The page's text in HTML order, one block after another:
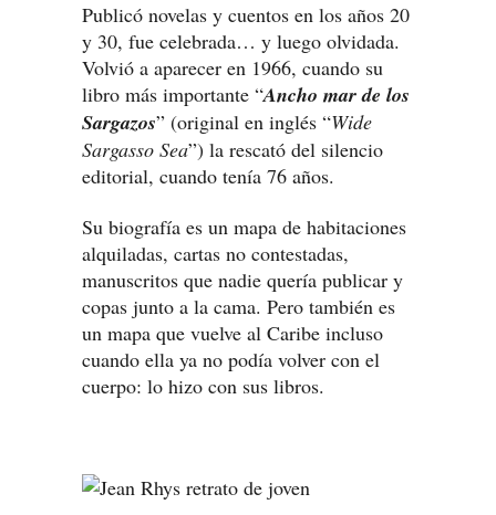
Publicó novelas y cuentos en los años 20
y 30, fue celebrada… y luego olvidada.
Volvió a aparecer en 1966, cuando su
libro más importante “Ancho mar de los
Sargazos” (original en inglés “Wide
Sargasso Sea”) la rescató del silencio
editorial, cuando tenía 76 años.
Su biografía es un mapa de habitaciones
alquiladas, cartas no contestadas,
manuscritos que nadie quería publicar y
copas junto a la cama. Pero también es
un mapa que vuelve al Caribe incluso
cuando ella ya no podía volver con el
cuerpo: lo hizo con sus libros.